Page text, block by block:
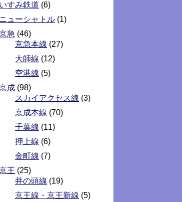
いすみ鉄道 (6)
ニューシャトル (1)
急 (46)
京急本線 (27)
大師線 (12)
空港線 (5)
成 (98)
スカイアクセス線 (3)
京成本線 (70)
千葉線 (11)
押上線 (6)
金町線 (7)
王 (25)
井の頭線 (19)
京王線・京王新線 (5)